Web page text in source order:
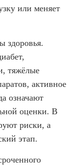
или меняет
здоровья.
тяжёлые
активное
означают
оценки. В
риски, а
этап.